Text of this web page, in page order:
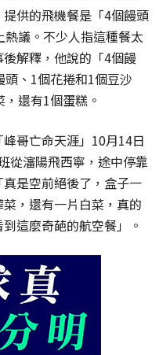
供的飛機餐是「4個饅頭
議。不少人指這種餐太
解釋，他說的「4個饅
、1個花捲和1個豆沙
還有1個蛋糕。
哥亡命天涯」10月14日
從瀋陽飛西寧，途中停靠
是空前絕後了，盒子一
，還有一片白菜，真的
這麼奇葩的航空餐」。